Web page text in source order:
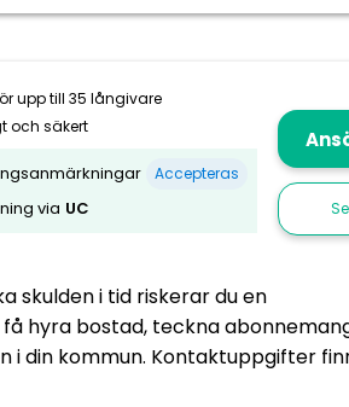
och avgifter
upp till 35 långivare
och säkert
Accepteras
via UC
skulden i tid riskerar du en
hyra bostad, teckna
i din kommun. Kontaktuppgifter